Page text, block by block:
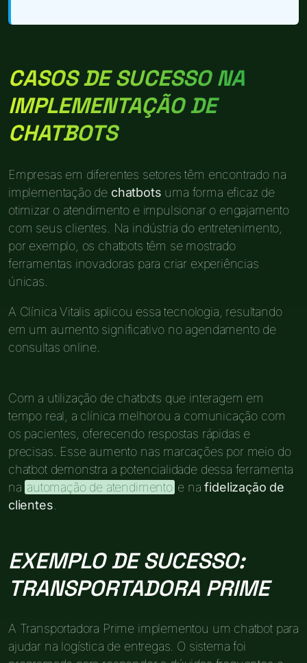
CASOS DE SUCESSO NA
IMPLEMENTAÇÃO DE
CHATBOTS
Empresas em diferentes setores têm encontrado na
implementação de chatbots uma forma eficaz de
otimizar o atendimento e impulsionar o engajamento
com seus clientes. Na indústria do entretenimento,
por exemplo, os chatbots têm se mostrado
ferramentas inovadoras para criar experiências
únicas.
A Clínica Vitalis aplicou essa tecnologia, resultando
em um aumento significativo no agendamento de
consultas online.
Com a utilização de chatbots que interagem em
tempo real, a clínica melhorou a comunicação com
os pacientes, oferecendo respostas rápidas e
precisas. Esse aumento nas marcações por meio do
chatbot demonstra a potencialidade dessa ferramenta
na automação de atendimento e nafidelização de
clientes
EXEMPLO DE SUCESSO:
TRANSPORTADORA PRIME
A Transportadora Prime implementou um chatbot para
ajudar na logística de entregas. O sistema foi